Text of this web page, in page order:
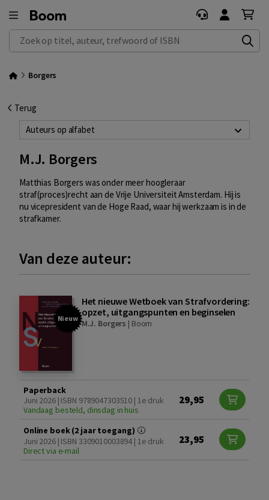
Zoek op titel, auteur, trefwoord of ISBN
Borgers
Terug
Auteurs op alfabet
M.J. Borgers
Matthias Borgers was onder meer hoogleraar
straf(proces)recht aan de Vrije Universiteit Amsterdam. Hij is
nu vicepresident van de Hoge Raad, waar hij werkzaam is in de
strafkamer.
Van deze auteur:
Nieuw
Het nieuwe Wetboek van Strafvordering:
opzet, uitgangspunten en beginselen
M.J. Borgers | Boom
Paperback
Juni 2026 | ISBN 9789047303510 | 1e druk
Vandaag besteld, dinsdag in huis
29,95
Online boek (2 jaar toegang)
Juni 2026 | ISBN 3309010003894 | 1e druk
Direct via e-mail
23,95